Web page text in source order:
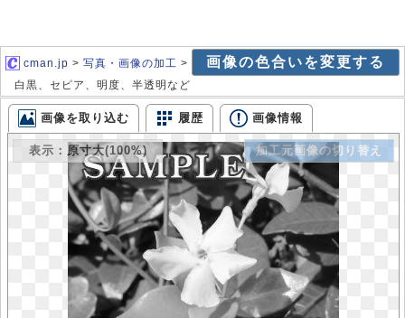
cman.jp > 写真・画像の加工 > 画像の色合いを変更する
白黒、セピア、明度、半透明など
画像を取り込む 履歴 画像情報
表示：原寸大(100%) 加工元画像の切り替え